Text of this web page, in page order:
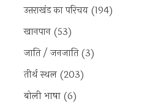
उत्तराखंड का परिचय (194)
खानपान (53)
जाति / जनजाति(3)
तीर्थ स्थल (203)
बोली भाषा (6)